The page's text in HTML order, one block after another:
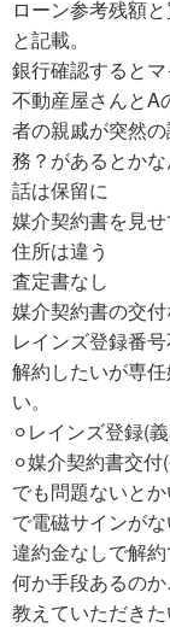
ローン参考残額
と記載。
銀行確認すると
不動産屋さんとA
者の親戚が突然
務？があるとか
話は保留に
媒介契約書を見
住所は違う
査定書なし
媒介契約書の交付
レインズ登録番
解約したいが専
い。
⚪︎レインズ登録(
⚪︎媒介契約書交
でも問題ないと
で電磁サインが
違約金なしで解
何か手段あるの
教えていただきた